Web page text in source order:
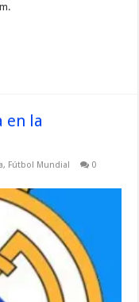
en la
, Fútbol Mundial
0